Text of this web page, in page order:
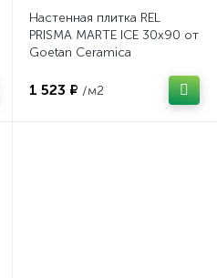
Настенная плитка REL
PRISMA MARTE ICE 30x90 от
Goetan Ceramica
1 523 ₽ /м2